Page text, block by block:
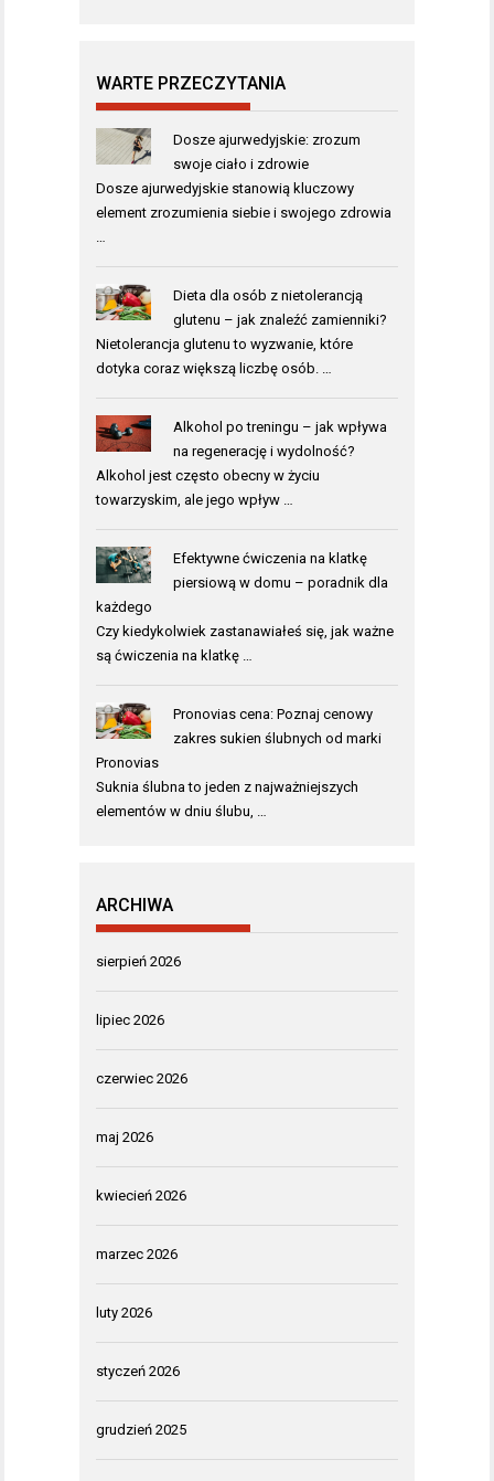
WARTE PRZECZYTANIA
Dosze ajurwedyjskie: zrozum
swoje ciało i zdrowie
Dosze ajurwedyjskie stanowią kluczowy
element zrozumienia siebie i swojego zdrowia
…
Dieta dla osób z nietolerancją
glutenu – jak znaleźć zamienniki?
Nietolerancja glutenu to wyzwanie, które
dotyka coraz większą liczbę osób. …
Alkohol po treningu – jak wpływa
na regenerację i wydolność?
Alkohol jest często obecny w życiu
towarzyskim, ale jego wpływ …
Efektywne ćwiczenia na klatkę
piersiową w domu – poradnik dla
każdego
Czy kiedykolwiek zastanawiałeś się, jak ważne
są ćwiczenia na klatkę …
Pronovias cena: Poznaj cenowy
zakres sukien ślubnych od marki
Pronovias
Suknia ślubna to jeden z najważniejszych
elementów w dniu ślubu, …
ARCHIWA
sierpień 2026
lipiec 2026
czerwiec 2026
maj 2026
kwiecień 2026
marzec 2026
luty 2026
styczeń 2026
grudzień 2025